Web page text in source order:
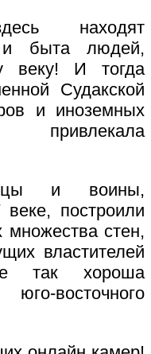
находят
и быта людей,
веку! И тогда
Судакской
и иноземных
привлекала
и воины,
построили
множества стен,
властителей
так хороша
восточного